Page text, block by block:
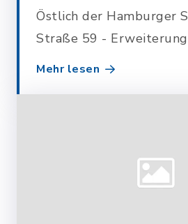
Östlich der Hamburger
Straße 59 -
Mehr lesen